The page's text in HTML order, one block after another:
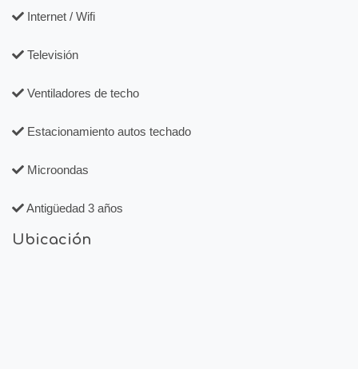
Internet / Wifi
Televisión
Ventiladores de techo
Estacionamiento autos techado
Microondas
Antigüedad 3 años
Ubicación